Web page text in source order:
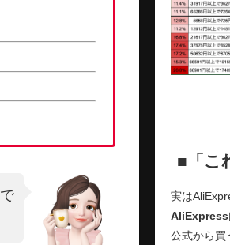
で
■「こ
実は
AliExpress
公式から買